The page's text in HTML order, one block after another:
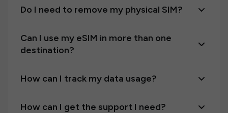
Do I need to remove my physical SIM?
Can I use my eSIM in more than one
destination?
How can I track my data usage?
How can I get the support I need?